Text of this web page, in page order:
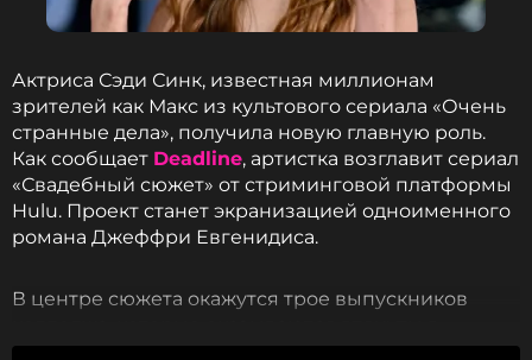
Актриса Сэди Синк, известная миллионам
зрителей как Макс из культового сериала «Очень
странные дела», получила новую главную роль.
Как сообщает Deadline, артистка возглавит сериал
«Свадебный сюжет» от стриминговой платформы
Hulu. Проект станет экранизацией одноименного
романа Джеффри Евгенидиса.
В центре сюжета окажутся трое выпускников
любовный треугольник. Помимо романтической